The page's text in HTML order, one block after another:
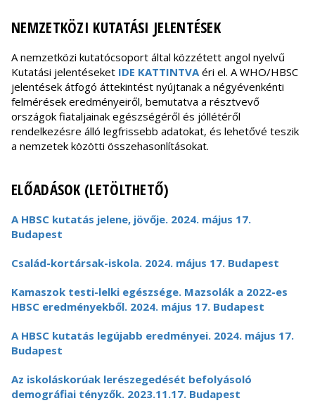
NEMZETKÖZI KUTATÁSI JELENTÉSEK
A nemzetközi kutatócsoport által közzétett angol nyelvű
Kutatási jelentéseket IDE KATTINTVAéri el. A WHO/HBSC
jelentések átfogó áttekintést nyújtanak a négyévenkénti
felmérések eredményeiről, bemutatva a résztvevő
országok fiataljainak egészségéről és jóllétéről
rendelkezésre álló legfrissebb adatokat, és lehetővé teszik
a nemzetek közötti összehasonlításokat.
ELŐADÁSOK (LETÖLTHETŐ)
A HBSC kutatás jelene, jövője. 2024. május 17.
Budapest
Család-kortársak-iskola. 2024. május 17. Budapest
Kamaszok testi-lelki egészsége. Mazsolák a 2022-es
HBSC eredményekből. 2024. május 17. Budapest
A HBSC kutatás legújabb eredményei. 2024. május 17.
Budapest
Az iskoláskorúak lerészegedését befolyásoló
demográfiai tényzők. 2023.11.17. Budapest